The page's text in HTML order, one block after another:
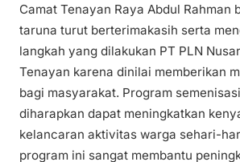
Camat Tenayan Raya Abdul Rahman
taruna turut berterimakasih serta
langkah yang dilakukan PT PLN
Tenayan karena dinilai memberikan
bagi masyarakat. Program
diharapkan dapat meningkatkan
kelancaran aktivitas warga sehari-
program ini sangat membantu